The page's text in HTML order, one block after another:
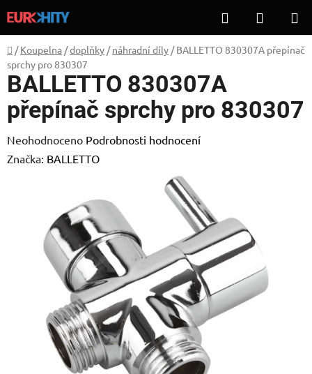
na
obsah
Hledat
KOŠÍK
Domů
/ Koupelna /doplňky / náhradní díly / BALLETTO 830307A přepínač
sprchy pro 830307
BALLETTO 830307A
přepínač sprchy pro 830307
Průměrné
hodnocení
hvězdiček.
Neohodnoceno Podrobnosti hodnocení
Značka: BALLETTO